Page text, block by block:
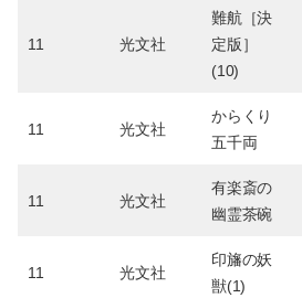
11 光文社
難航［決
定版］
(10)
11 光文社
からくり
五千両
11 光文社
有楽斎の
幽霊茶碗
11 光文社
印旛の妖
獣(1)